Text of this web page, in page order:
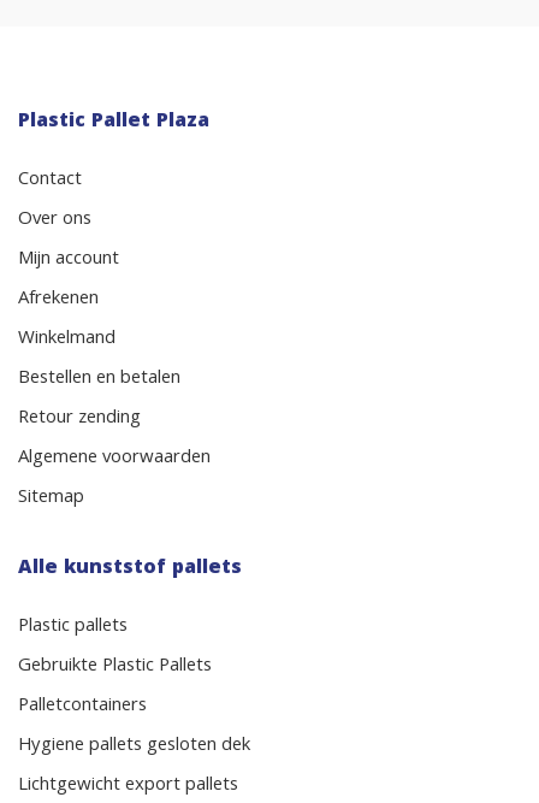
Plastic Pallet Plaza
Contact
Over ons
Mijn account
Afrekenen
Winkelmand
Bestellen en betalen
Retour zending
Algemene voorwaarden
Sitemap
Alle kunststof pallets
Plastic pallets
Gebruikte Plastic Pallets
Palletcontainers
Hygiene pallets gesloten dek
Lichtgewicht export pallets